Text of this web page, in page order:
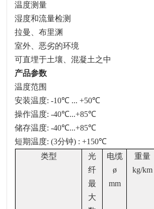
温度测量
湿度和流量检测
拉曼、布里渊
室外、恶劣的环境
可直埋于土壤、混凝土之中
产品参数
温度范围
安装温度: -10℃ ... +50℃
操作温度: -40℃...+85℃
储存温度: -40℃...+85℃
短期温度: (3分钟) : +150℃
类型
光
纤
最
大
电缆
ø
mm
重量
kg/km